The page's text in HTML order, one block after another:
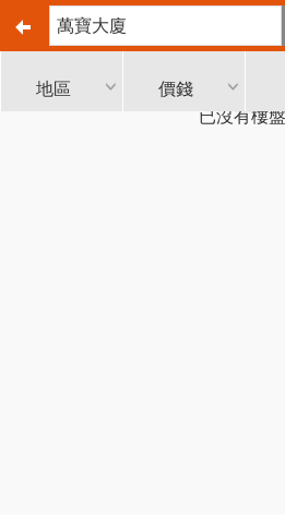
地區 價錢
已沒有樓